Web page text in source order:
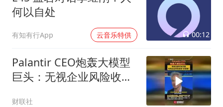
何以自处
有知有行App 云音乐特供 00:12
Palantir CEO炮轰大模型
巨头：无视企业风险收取
财联社